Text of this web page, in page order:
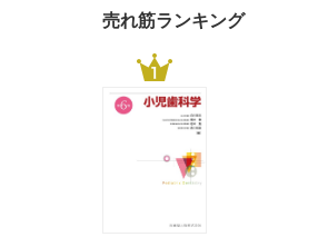
売れ筋ランキング